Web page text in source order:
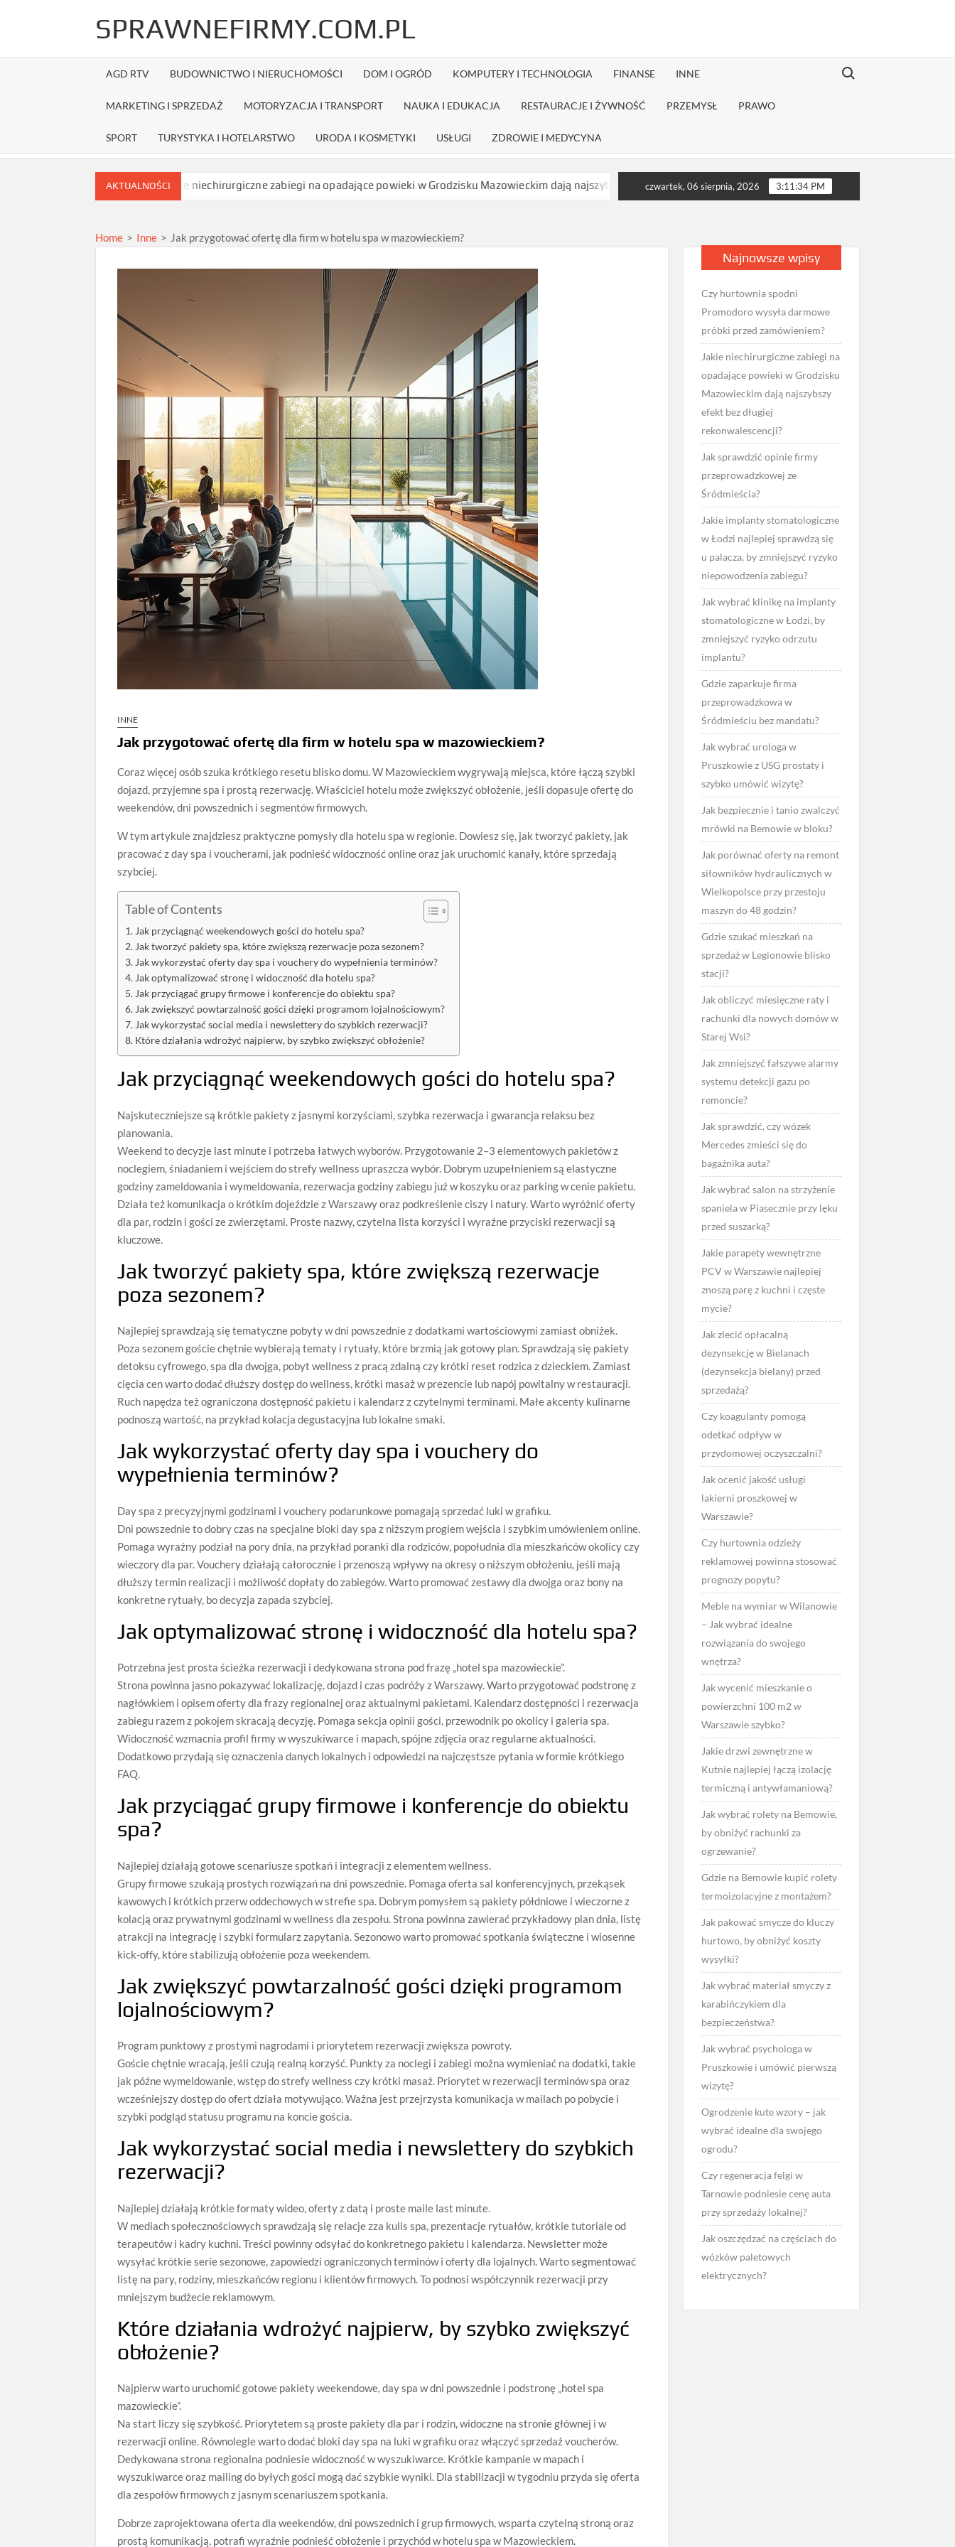
SPRAWNEFIRMY.COM.PL
AGD RTV BUDOWNICTWO I NIERUCHOMOŚCI DOM I OGRÓD KOMPUTERY I TECHNOLOGIA FINANSE INNE
MARKETING I SPRZEDAŻ MOTORYZACJA I TRANSPORT NAUKA I EDUKACJA RESTAURACJE I ŻYWNOŚĆ PRZEMYSŁ PRAWO
SPORT TURYSTYKA I HOTELARSTWO URODA I KOSMETYKI USŁUGI ZDROWIE I MEDYCYNA
Search for:
AKTUALNOŚCI
Jakie niechirurgiczne zabiegi na opadające powieki w Grodzisku Mazowieckim dają najszybszy efekt bez długiej rekonwalescencji? Jak sprawdzić opinie firmy
czwartek, 06 sierpnia, 2026 3:11:36 PM
Home > Inne > Jak przygotować ofertę dla firm w hotelu spa w mazowieckiem?
INNE
Jak przygotować ofertę dla firm w hotelu spa w mazowieckiem?
Coraz więcej osób szuka krótkiego resetu blisko domu. W Mazowieckiem wygrywają miejsca, które łączą szybki
dojazd, przyjemne spa i prostą rezerwację. Właściciel hotelu może zwiększyć obłożenie, jeśli dopasuje ofertę do
weekendów, dni powszednich i segmentów firmowych.
W tym artykule znajdziesz praktyczne pomysły dla hotelu spa w regionie. Dowiesz się, jak tworzyć pakiety, jak
pracować z day spa i voucherami, jak podnieść widoczność online oraz jak uruchomić kanały, które sprzedają
szybciej.
Table of Contents
Jak przyciągnąć weekendowych gości do hotelu spa?
Jak tworzyć pakiety spa, które zwiększą rezerwacje poza sezonem?
Jak wykorzystać oferty day spa i vouchery do wypełnienia terminów?
Jak optymalizować stronę i widoczność dla hotelu spa?
Jak przyciągać grupy firmowe i konferencje do obiektu spa?
Jak zwiększyć powtarzalność gości dzięki programom lojalnościowym?
Jak wykorzystać social media i newslettery do szybkich rezerwacji?
Które działania wdrożyć najpierw, by szybko zwiększyć obłożenie?
Jak przyciągnąć weekendowych gości do hotelu spa?
Najskuteczniejsze są krótkie pakiety z jasnymi korzyściami, szybka rezerwacja i gwarancja relaksu bez
planowania.
Weekend to decyzje last minute i potrzeba łatwych wyborów. Przygotowanie 2–3 elementowych pakietów z
noclegiem, śniadaniem i wejściem do strefy wellness upraszcza wybór. Dobrym uzupełnieniem są elastyczne
godziny zameldowania i wymeldowania, rezerwacja godziny zabiegu już w koszyku oraz parking w cenie pakietu.
Działa też komunikacja o krótkim dojeździe z Warszawy oraz podkreślenie ciszy i natury. Warto wyróżnić oferty
dla par, rodzin i gości ze zwierzętami. Proste nazwy, czytelna lista korzyści i wyraźne przyciski rezerwacji są
kluczowe.
Jak tworzyć pakiety spa, które zwiększą rezerwacje
poza sezonem?
Najlepiej sprawdzają się tematyczne pobyty w dni powszednie z dodatkami wartościowymi zamiast obniżek.
Poza sezonem goście chętnie wybierają tematy i rytuały, które brzmią jak gotowy plan. Sprawdzają się pakiety
detoksu cyfrowego, spa dla dwojga, pobyt wellness z pracą zdalną czy krótki reset rodzica z dzieckiem. Zamiast
cięcia cen warto dodać dłuższy dostęp do wellness, krótki masaż w prezencie lub napój powitalny w restauracji.
Ruch napędza też ograniczona dostępność pakietu i kalendarz z czytelnymi terminami. Małe akcenty kulinarne
podnoszą wartość, na przykład kolacja degustacyjna lub lokalne smaki.
Jak wykorzystać oferty day spa i vouchery do
wypełnienia terminów?
Day spa z precyzyjnymi godzinami i vouchery podarunkowe pomagają sprzedać luki w grafiku.
Dni powszednie to dobry czas na specjalne bloki day spa z niższym progiem wejścia i szybkim umówieniem online.
Pomaga wyraźny podział na pory dnia, na przykład poranki dla rodziców, popołudnia dla mieszkańców okolicy czy
wieczory dla par. Vouchery działają całorocznie i przenoszą wpływy na okresy o niższym obłożeniu, jeśli mają
dłuższy termin realizacji i możliwość dopłaty do zabiegów. Warto promować zestawy dla dwojga oraz bony na
konkretne rytuały, bo decyzja zapada szybciej.
Jak optymalizować stronę i widoczność dla hotelu spa?
Potrzebna jest prosta ścieżka rezerwacji i dedykowana strona pod frazę „hotel spa mazowieckie”.
Strona powinna jasno pokazywać lokalizację, dojazd i czas podróży z Warszawy. Warto przygotować podstronę z
nagłówkiem i opisem oferty dla frazy regionalnej oraz aktualnymi pakietami. Kalendarz dostępności i rezerwacja
zabiegu razem z pokojem skracają decyzję. Pomaga sekcja opinii gości, przewodnik po okolicy i galeria spa.
Widoczność wzmacnia profil firmy w wyszukiwarce i mapach, spójne zdjęcia oraz regularne aktualności.
Dodatkowo przydają się oznaczenia danych lokalnych i odpowiedzi na najczęstsze pytania w formie krótkiego
FAQ.
Jak przyciągać grupy firmowe i konferencje do obiektu
spa?
Najlepiej działają gotowe scenariusze spotkań i integracji z elementem wellness.
Grupy firmowe szukają prostych rozwiązań na dni powszednie. Pomaga oferta sal konferencyjnych, przekąsek
kawowych i krótkich przerw oddechowych w strefie spa. Dobrym pomysłem są pakiety półdniowe i wieczorne z
kolacją oraz prywatnymi godzinami w wellness dla zespołu. Strona powinna zawierać przykładowy plan dnia, listę
atrakcji na integrację i szybki formularz zapytania. Sezonowo warto promować spotkania świąteczne i wiosenne
kick-offy, które stabilizują obłożenie poza weekendem.
Jak zwiększyć powtarzalność gości dzięki programom
lojalnościowym?
Program punktowy z prostymi nagrodami i priorytetem rezerwacji zwiększa powroty.
Goście chętnie wracają, jeśli czują realną korzyść. Punkty za noclegi i zabiegi można wymieniać na dodatki, takie
jak późne wymeldowanie, wstęp do strefy wellness czy krótki masaż. Priorytet w rezerwacji terminów spa oraz
wcześniejszy dostęp do ofert działa motywująco. Ważna jest przejrzysta komunikacja w mailach po pobycie i
szybki podgląd statusu programu na koncie gościa.
Jak wykorzystać social media i newslettery do szybkich
rezerwacji?
Najlepiej działają krótkie formaty wideo, oferty z datą i proste maile last minute.
W mediach społecznościowych sprawdzają się relacje zza kulis spa, prezentacje rytuałów, krótkie tutoriale od
terapeutów i kadry kuchni. Treści powinny odsyłać do konkretnego pakietu i kalendarza. Newsletter może
wysyłać krótkie serie sezonowe, zapowiedzi ograniczonych terminów i oferty dla lojalnych. Warto segmentować
listę na pary, rodziny, mieszkańców regionu i klientów firmowych. To podnosi współczynnik rezerwacji przy
mniejszym budżecie reklamowym.
Które działania wdrożyć najpierw, by szybko zwiększyć
obłożenie?
Najpierw warto uruchomić gotowe pakiety weekendowe, day spa w dni powszednie i podstronę „hotel spa
mazowieckie”.
Na start liczy się szybkość. Priorytetem są proste pakiety dla par i rodzin, widoczne na stronie głównej i w
rezerwacji online. Równolegle warto dodać bloki day spa na luki w grafiku oraz włączyć sprzedaż voucherów.
Dedykowana strona regionalna podniesie widoczność w wyszukiwarce. Krótkie kampanie w mapach i
wyszukiwarce oraz mailing do byłych gości mogą dać szybkie wyniki. Dla stabilizacji w tygodniu przyda się oferta
dla zespołów firmowych z jasnym scenariuszem spotkania.
Dobrze zaprojektowana oferta dla weekendów, dni powszednich i grup firmowych, wsparta czytelną stroną oraz
prostą komunikacją, potrafi wyraźnie podnieść obłożenie i przychód w hotelu spa w Mazowieckiem.
Najnowsze wpisy
Czy hurtownia spodni
Promodoro wysyła darmowe
próbki przed zamówieniem?
Jakie niechirurgiczne zabiegi na
opadające powieki w Grodzisku
Mazowieckim dają najszybszy
efekt bez długiej
rekonwalescencji?
Jak sprawdzić opinie firmy
przeprowadzkowej ze
Śródmieścia?
Jakie implanty stomatologiczne
w Łodzi najlepiej sprawdzą się
u palacza, by zmniejszyć ryzyko
niepowodzenia zabiegu?
Jak wybrać klinikę na implanty
stomatologiczne w Łodzi, by
zmniejszyć ryzyko odrzutu
implantu?
Gdzie zaparkuje firma
przeprowadzkowa w
Śródmieściu bez mandatu?
Jak wybrać urologa w
Pruszkowie z USG prostaty i
szybko umówić wizytę?
Jak bezpiecznie i tanio zwalczyć
mrówki na Bemowie w bloku?
Jak porównać oferty na remont
siłowników hydraulicznych w
Wielkopolsce przy przestoju
maszyn do 48 godzin?
Gdzie szukać mieszkań na
sprzedaż w Legionowie blisko
stacji?
Jak obliczyć miesięczne raty i
rachunki dla nowych domów w
Starej Wsi?
Jak zmniejszyć fałszywe alarmy
systemu detekcji gazu po
remoncie?
Jak sprawdzić, czy wózek
Mercedes zmieści się do
bagażnika auta?
Jak wybrać salon na strzyżenie
spaniela w Piasecznie przy lęku
przed suszarką?
Jakie parapety wewnętrzne
PCV w Warszawie najlepiej
znoszą parę z kuchni i częste
mycie?
Jak zlecić opłacalną
dezynsekcję w Bielanach
(dezynsekcja bielany) przed
sprzedażą?
Czy koagulanty pomogą
odetkać odpływ w
przydomowej oczyszczalni?
Jak ocenić jakość usługi
lakierni proszkowej w
Warszawie?
Czy hurtownia odzieży
reklamowej powinna stosować
prognozy popytu?
Meble na wymiar w Wilanowie
– Jak wybrać idealne
rozwiązania do swojego
wnętrza?
Jak wycenić mieszkanie o
powierzchni 100 m2 w
Warszawie szybko?
Jakie drzwi zewnętrzne w
Kutnie najlepiej łączą izolację
termiczną i antywłamaniową?
Jak wybrać rolety na Bemowie,
by obniżyć rachunki za
ogrzewanie?
Gdzie na Bemowie kupić rolety
termoizolacyjne z montażem?
Jak pakować smycze do kluczy
hurtowo, by obniżyć koszty
wysyłki?
Jak wybrać materiał smyczy z
karabińczykiem dla
bezpieczeństwa?
Jak wybrać psychologa w
Pruszkowie i umówić pierwszą
wizytę?
Ogrodzenie kute wzory – jak
wybrać idealne dla swojego
ogrodu?
Czy regeneracja felgi w
Tarnowie podniesie cenę auta
przy sprzedaży lokalnej?
Jak oszczędzać na częściach do
wózków paletowych
elektrycznych?